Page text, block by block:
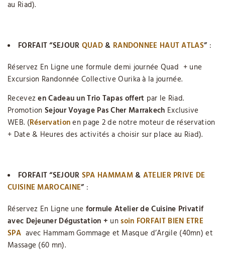
au Riad).
FORFAIT “SEJOUR QUAD& RANDONNEE HAUT ATLAS” :
Réservez En Ligne une formule demi journée Quad + une
Excursion Randonnée Collective Ourika à la journée.
Recevezen Cadeau un Trio Tapas offert par le Riad.
Promotion Sejour Voyage Pas Cher Marrakech Exclusive
WEB. (Réservationen page 2 de notre moteur de réservation
+ Date & Heures des activités a choisir sur place au Riad).
FORFAIT “SEJOUR SPA HAMMAM& ATELIER PRIVE DE
CUISINE MAROCAINE” :
Réservez En Ligne une formule Atelier de Cuisine Privatif
avec Dejeuner Dégustation + unsoin FORFAIT BIEN ETRE
SPAavec Hammam Gommage et Masque d’Argile (40mn) et
Massage (60 mn).